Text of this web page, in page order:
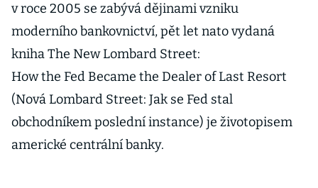
v roce 2005 se zabývá dějinami vzniku
moderního bankovnictví, pět let nato vydaná
kniha The New Lombard Street:
How the Fed Became the Dealer of Last Resort
(Nová Lombard Street: Jak se Fed stal
obchodníkem poslední instance) je životopisem
americké centrální banky.